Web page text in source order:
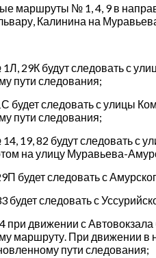
маршруты № 1, 4, 9 в
Калинина на
29К будут следовать с
пути следования;
будет следовать с улицы
пути следования;
19, 82 будут следовать с
на улицу Муравьева-
будет следовать с
следовать с
движении с Автовокзала
маршруту. При движении в
пути следования;